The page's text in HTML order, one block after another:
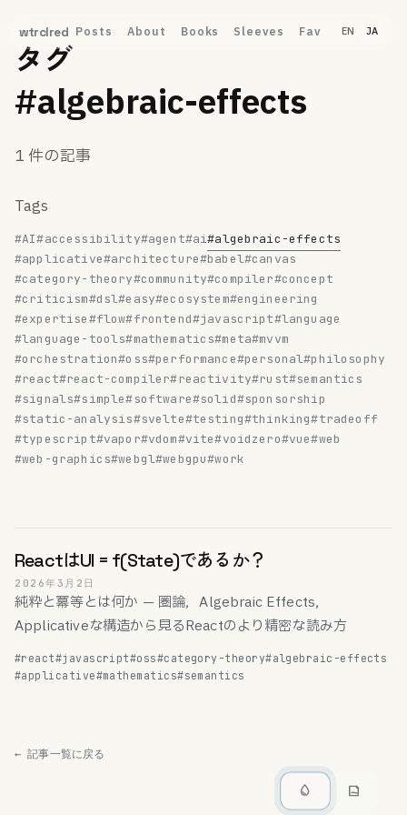
wtrclred Posts About Books Sleeves Fav EN JA
タグ
#algebraic-effects
1 件の記事
Tags
#AI#accessibility#agent#ai#algebraic-effects
#applicative#architecture#babel#canvas
#category-theory#community#compiler#concept
#criticism#dsl#easy#ecosystem#engineering
#expertise#flow#frontend#javascript#language
#language-tools#mathematics#meta#mvvm
#orchestration#oss#performance#personal#philosophy
#react#react-compiler#reactivity#rust#semantics
#signals#simple#software#solid#sponsorship
#static-analysis#svelte#testing#thinking#tradeoff
#typescript#vapor#vdom#vite#voidzero#vue#web
#web-graphics#webgl#webgpu#work
ReactはUI = f(State)であるか？
2026年3月2日
純粋と冪等とは何か — 圏論，Algebraic Effects，
Applicativeな構造から見るReactのより精密な読み方
#react#javascript#oss#category-theory#algebraic-effects
#applicative#mathematics#semantics
← 記事一覧に戻る